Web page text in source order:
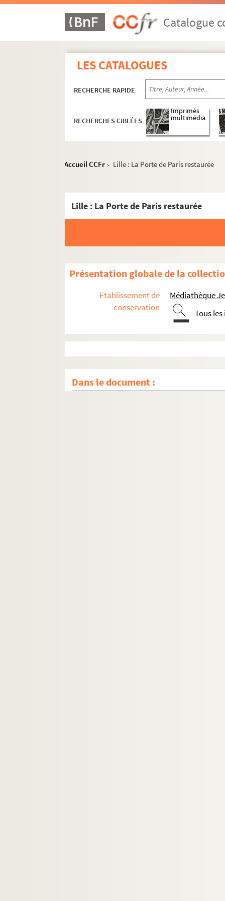
Catalogue
LES CATALOGUES
RECHERCHE RAPIDE
RECHERCHES CIBLÉES
Imprimés
multimédia
Accueil CCFr > Lille : La Porte de Paris restaurée
Lille : La Porte de Paris restaurée
Présentation globale de la
Etablissement de
conservation
Médiathèque
Tous
Dans le document :